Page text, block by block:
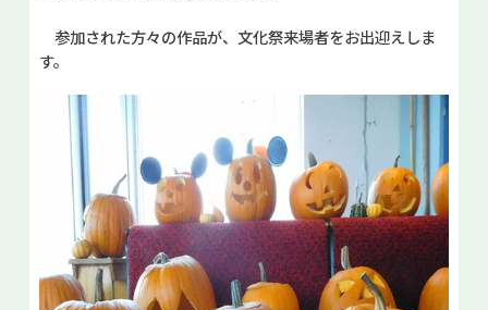
参加された方々の作品が、文化祭来場者をお出迎えしま
す。